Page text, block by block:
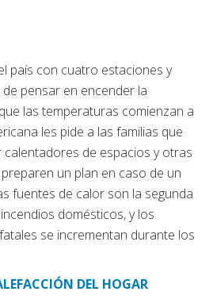
país con cuatro estaciones y
pensar en encender la
las temperaturas comienzan a
les pide a las familias que
de espacios y otras
un plan en caso de un
fuentes de calor son la segunda
domésticos, y los
se incrementan durante los
DEL HOGAR